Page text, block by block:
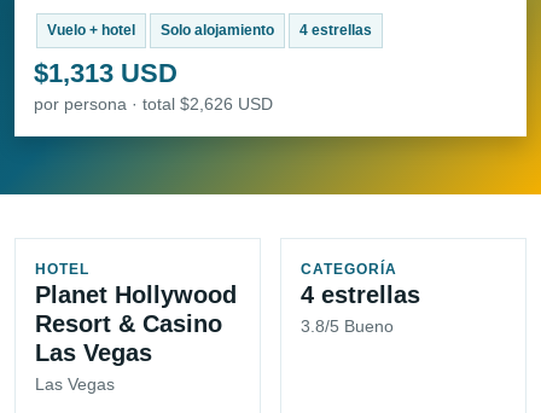
Vuelo + hotel Solo alojamiento 4 estrellas
$1,313 USD
por persona · total $2,626 USD
HOTEL
Planet Hollywood
Resort & Casino
Las Vegas
Las Vegas
CATEGORÍA
4 estrellas
3.8/5 Bueno